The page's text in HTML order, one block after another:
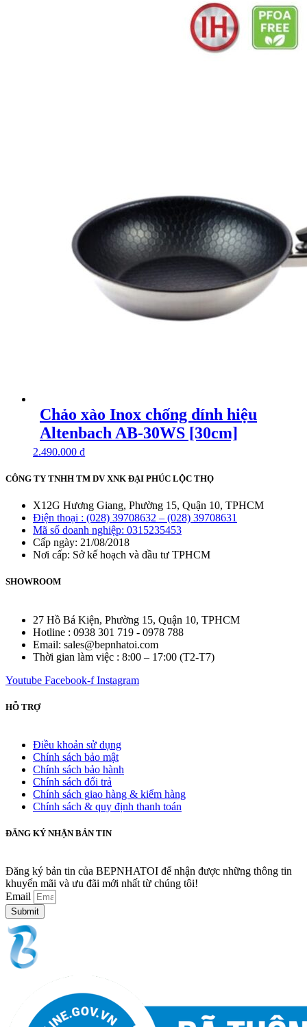
Chảo xào Inox chống dính hiệu
Altenbach AB-30WS [30cm]
2.490.000 ₫
CÔNG TY TNHH TM DV XNK ĐẠI PHÚC LỘC THỌ
X12G Hương Giang, Phường 15, Quận 10, TPHCM
Điện thoại : (028) 39708632 – (028) 39708631
Mã số doanh nghiệp: 0315235453
Cấp ngày: 21/08/2018
Nơi cấp: Sở kế hoạch và đầu tư TPHCM
SHOWROOM
27 Hồ Bá Kiện, Phường 15, Quận 10, TPHCM
Hotline : 0938 301 719 - 0978 788
Email: sales@bepnhatoi.com
Thời gian làm việc : 8:00 – 17:00 (T2-T7)
Youtube Facebook-f Instagram
HỖ TRỢ
Điều khoản sử dụng
Chính sách bảo mật
Chính sách bảo hành
Chính sách đổi trả
Chính sách giao hàng & kiểm hàng
Chính sách & quy định thanh toán
ĐĂNG KÝ NHẬN BẢN TIN
Đăng ký bản tin của BEPNHATOI để nhận được những thông tin
khuyến mãi và ưu đãi mới nhất từ chúng tôi!
Email
Submit